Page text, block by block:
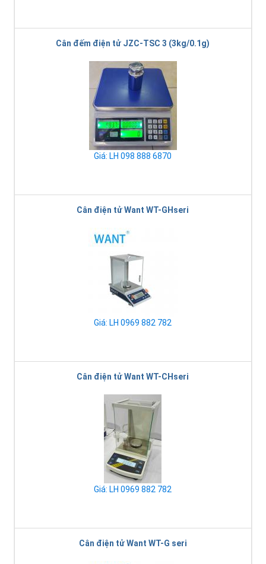
Cân đếm điện tử JZC-TSC 3 (3kg/0.1g)
Giá: LH 098 888 6870
Cân điện tử Want WT-GHseri
Giá: LH 0969 882 782
Cân điện tử Want WT-CHseri
Giá: LH 0969 882 782
Cân điện tử Want WT-G seri